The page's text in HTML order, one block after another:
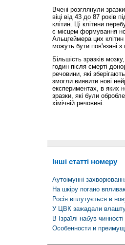
Вчені розглянули
віці від 43 до 87 років
клітин. Ці клітини
є місцем формування
Альцгеймера цих
можуть бути пов'язані
Більшість зразків
годин після смерті
речовини, які
змогли виявити нові
експериментах, в яких
зразки, які були
хімічній речовині.
Інші статті номеру
Аутоімунні
На шкіру погано
Росія вплутується в
У ЦВК зажадали
В Ізраїлі набув
Особенности и